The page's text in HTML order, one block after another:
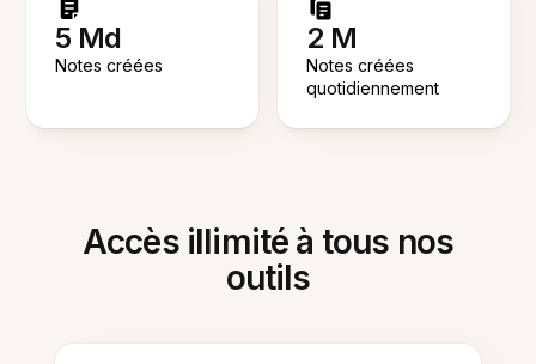
5 Md
Notes créées
2 M
Notes créées
quotidiennement
Accès illimité à tous nos
outils